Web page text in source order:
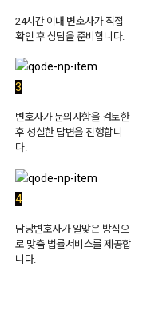
24시간 이내 변호사가 직접
확인 후 상담을 준비합니다.
3
변호사가 문의사항을 검토한
후 성실한 답변을 진행합니
다.
4
담당변호사가 알맞은 방식으
로 맞춤 법률서비스를 제공합
니다.